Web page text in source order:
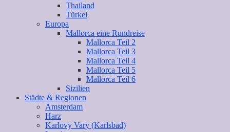
Thailand
Türkei
Europa
Mallorca eine Rundreise
Mallorca Teil 2
Mallorca Teil 3
Mallorca Teil 4
Mallorca Teil 5
Mallorca Teil 6
Sizilien
Städte & Regionen
Amsterdam
Harz
Karlovy Vary (Karlsbad)